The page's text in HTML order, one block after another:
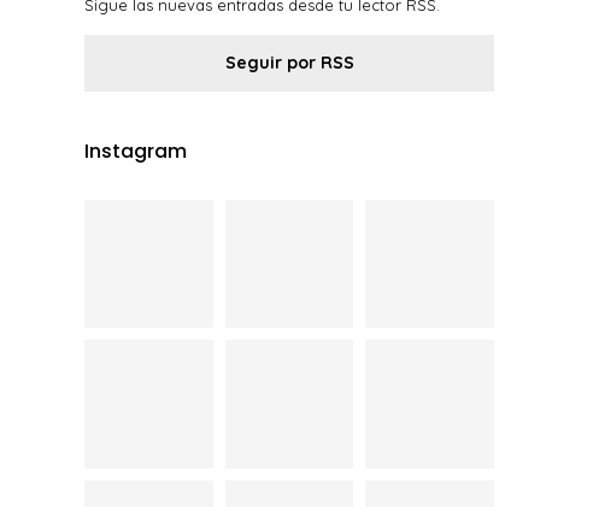
Sigue las nuevas entradas desde tu lector RSS.
Seguir por RSS
Instagram